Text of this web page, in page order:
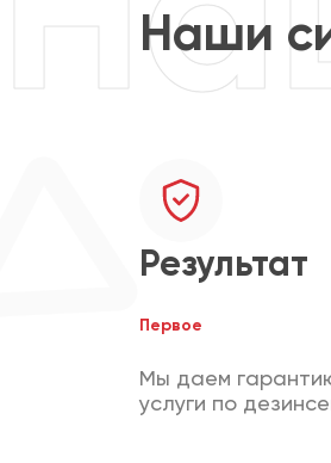
Наши
Результат
Первое
Мы даем
услуги по